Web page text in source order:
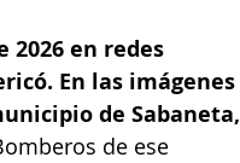
2026 en redes
En las imágenes
de Sabaneta,
de ese